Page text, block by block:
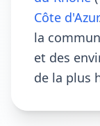
Côte d'Azur
la
et des
de la plus